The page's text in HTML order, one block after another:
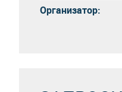
Организатор: